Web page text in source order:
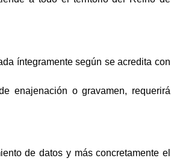
íntegramente según se acredita con
enajenación o gravamen, requerirá
de datos y más concretamente el